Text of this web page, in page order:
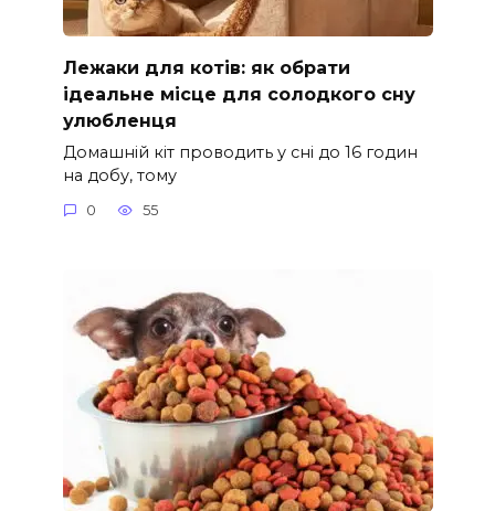
Лежаки для котів: як обрати
ідеальне місце для солодкого сну
улюбленця
Домашній кіт проводить у сні до 16 годин
на добу, тому
0 55